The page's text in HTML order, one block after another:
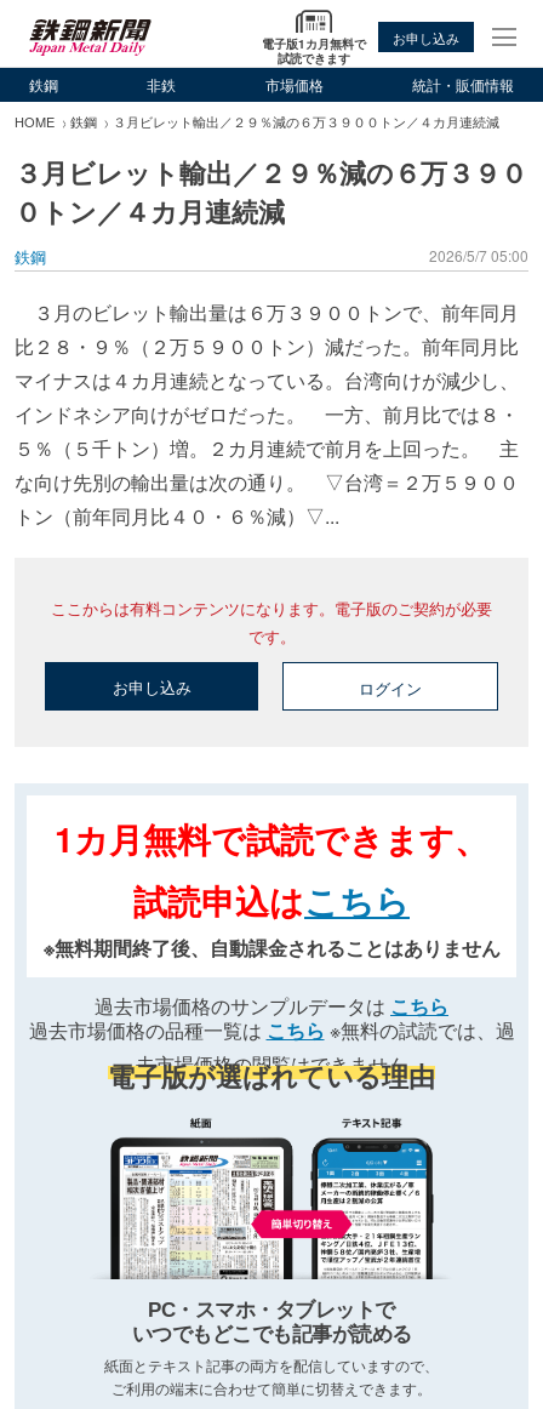
電子版1カ月無料で
試読できます
お申し込み
鉄鋼 非鉄 市場価格 統計・販価情報
HOME 鉄鋼 ３月ビレット輸出／２９％減の６万３９００トン／４カ月連続減
３月ビレット輸出／２９％減の６万３９０
０トン／４カ月連続減
鉄鋼 2026/5/7 05:00
３月のビレット輸出量は６万３９００トンで、前年同月
比２８・９％（２万５９００トン）減だった。前年同月比
マイナスは４カ月連続となっている。台湾向けが減少し、
インドネシア向けがゼロだった。 一方、前月比では８・
５％（５千トン）増。２カ月連続で前月を上回った。 主
な向け先別の輸出量は次の通り。 ▽台湾＝２万５９００
トン（前年同月比４０・６％減）▽...
ここからは有料コンテンツになります。電子版のご契約が必要
です。
お申し込み ログイン
1カ月無料で試読できます、
試読申込はこちら
※無料期間終了後、自動課金されることはありません
過去市場価格のサンプルデータは こちら
過去市場価格の品種一覧は こちら ※無料の試読では、過
去市場価格の閲覧はできません
電子版が選ばれている理由
PC・スマホ・タブレットで
いつでもどこでも記事が読める
紙面とテキスト記事の両方を配信していますので、
ご利用の端末に合わせて簡単に切替えできます。